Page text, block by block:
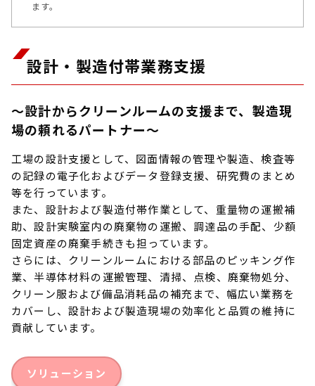
ます。
設計・製造付帯業務支援
～設計からクリーンルームの支援まで、製造現
場の頼れるパートナー～
工場の設計支援として、図面情報の管理や製造、検査等
の記録の電子化およびデータ登録支援、研究費のまとめ
等を行っています。
また、設計および製造付帯作業として、重量物の運搬補
助、設計実験室内の廃棄物の運搬、調達品の手配、少額
固定資産の廃棄手続きも担っています。
さらには、クリーンルームにおける部品のピッキング作
業、半導体材料の運搬管理、清掃、点検、廃棄物処分、
クリーン服および備品消耗品の補充まで、幅広い業務を
カバーし、設計および製造現場の効率化と品質の維持に
貢献しています。
ソリューション